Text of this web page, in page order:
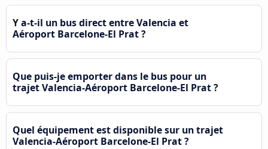
Y a-t-il un bus direct entre Valencia et
Aéroport Barcelone-El Prat ?
Que puis-je emporter dans le bus pour un
trajet Valencia-Aéroport Barcelone-El Prat ?
Quel équipement est disponible sur un trajet
Valencia-Aéroport Barcelone-El Prat ?